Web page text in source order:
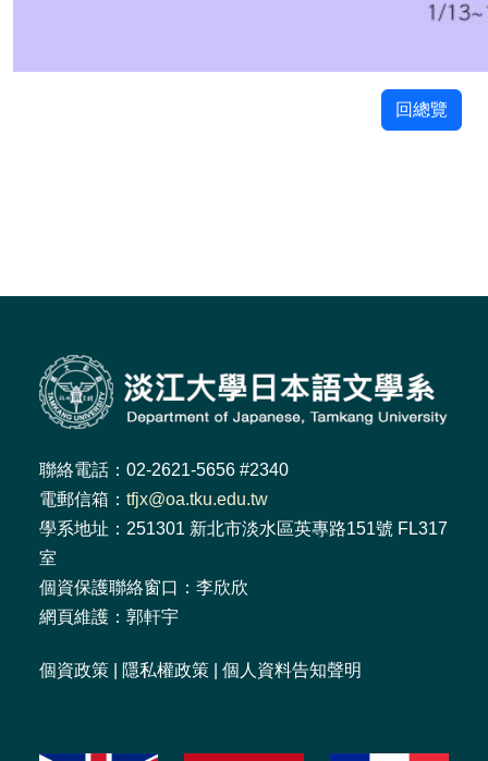
回總覽
聯絡電話：02-2621-5656 #2340
電郵信箱： tfjx@oa.tku.edu.tw
學系地址：251301 新北市淡水區英專路151號 FL317
室
個資保護聯絡窗口：李欣欣
網頁維護：郭軒宇
個資政策 隱私權政策 個人資料告知聲明